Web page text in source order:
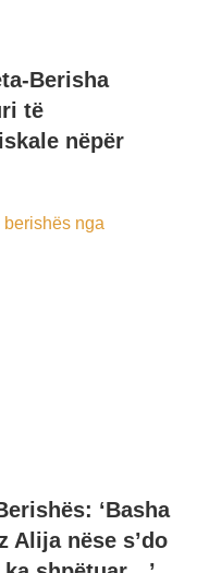
Berisha
të
nëpër
‘Basha
Alija nëse s’do